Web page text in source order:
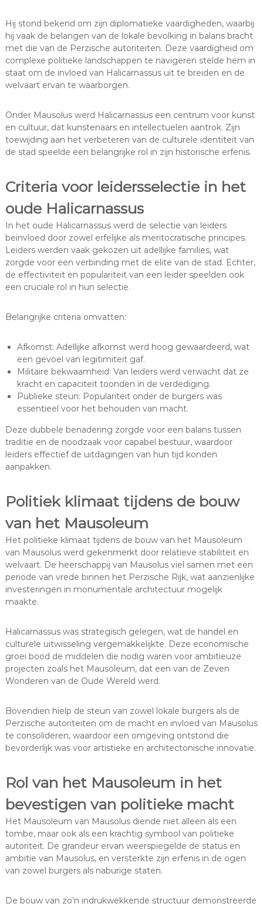
Hij stond bekend om zijn diplomatieke vaardigheden, waarbij
hij vaak de belangen van de lokale bevolking in balans bracht
met die van de Perzische autoriteiten. Deze vaardigheid om
complexe politieke landschappen te navigeren stelde hem in
staat om de invloed van Halicarnassus uit te breiden en de
welvaart ervan te waarborgen.
Onder Mausolus werd Halicarnassus een centrum voor kunst
en cultuur, dat kunstenaars en intellectuelen aantrok. Zijn
toewijding aan het verbeteren van de culturele identiteit van
de stad speelde een belangrijke rol in zijn historische erfenis.
Criteria voor leidersselectie in het
oude Halicarnassus
In het oude Halicarnassus werd de selectie van leiders
beïnvloed door zowel erfelijke als meritocratische principes.
Leiders werden vaak gekozen uit adellijke families, wat
zorgde voor een verbinding met de elite van de stad. Echter,
de effectiviteit en populariteit van een leider speelden ook
een cruciale rol in hun selectie.
Belangrijke criteria omvatten:
Afkomst: Adellijke afkomst werd hoog gewaardeerd, wat
een gevoel van legitimiteit gaf.
Militaire bekwaamheid: Van leiders werd verwacht dat ze
kracht en capaciteit toonden in de verdediging.
Publieke steun: Populariteit onder de burgers was
essentieel voor het behouden van macht.
Deze dubbele benadering zorgde voor een balans tussen
traditie en de noodzaak voor capabel bestuur, waardoor
leiders effectief de uitdagingen van hun tijd konden
aanpakken.
Politiek klimaat tijdens de bouw
van het Mausoleum
Het politieke klimaat tijdens de bouw van het Mausoleum
van Mausolus werd gekenmerkt door relatieve stabiliteit en
welvaart. De heerschappij van Mausolus viel samen met een
periode van vrede binnen het Perzische Rijk, wat aanzienlijke
investeringen in monumentale architectuur mogelijk
maakte.
Halicarnassus was strategisch gelegen, wat de handel en
culturele uitwisseling vergemakkelijkte. Deze economische
groei bood de middelen die nodig waren voor ambitieuze
projecten zoals het Mausoleum, dat een van de Zeven
Wonderen van de Oude Wereld werd.
Bovendien hielp de steun van zowel lokale burgers als de
Perzische autoriteiten om de macht en invloed van Mausolus
te consolideren, waardoor een omgeving ontstond die
bevorderlijk was voor artistieke en architectonische innovatie.
Rol van het Mausoleum in het
bevestigen van politieke macht
Het Mausoleum van Mausolus diende niet alleen als een
tombe, maar ook als een krachtig symbool van politieke
autoriteit. De grandeur ervan weerspiegelde de status en
ambitie van Mausolus, en versterkte zijn erfenis in de ogen
van zowel burgers als naburige staten.
De bouw van zo’n indrukwekkende structuur demonstreerde